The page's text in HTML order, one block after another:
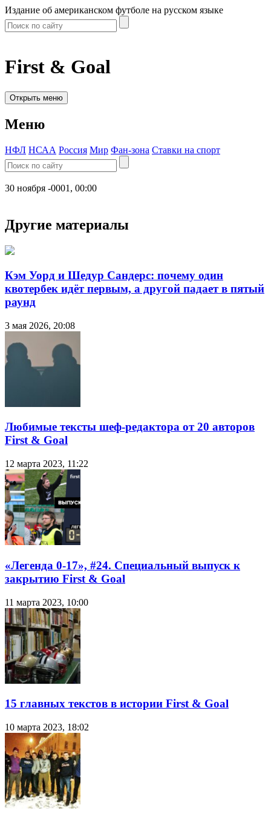
Издание об американском футболе на русском языке
First & Goal
Открыть меню
Меню
НФЛ НСАА Россия Мир Фан-зона Ставки на спорт
30 ноября -0001, 00:00
Другие материалы
Кэм Уорд и Шедур Сандерс: почему один
квотербек идёт первым, а другой падает в пятый
раунд
3 мая 2026, 20:08
Любимые тексты шеф-редактора от 20 авторов
First & Goal
12 марта 2023, 11:22
«Легенда 0-17», #24. Специальный выпуск к
закрытию First & Goal
11 марта 2023, 10:00
15 главных текстов в истории First & Goal
10 марта 2023, 18:02